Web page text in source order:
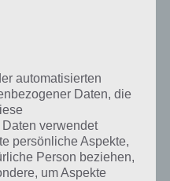
Personen wieder auffüllen.
worden ist und viel
die Lebensenergie wieder
stirbt.
zu Walking Dead
automatisierten
Daten, die
verwendet
persönliche Aspekte,
Person beziehen,
um Aspekte